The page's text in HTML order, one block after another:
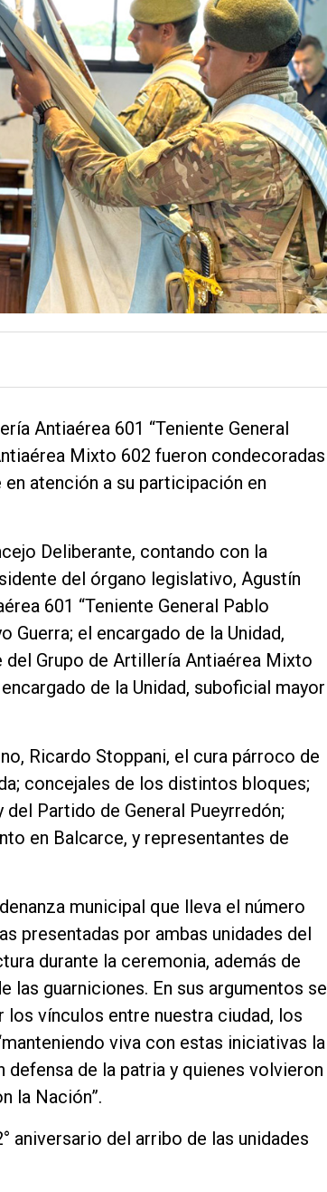
Antiaérea 601 “Teniente General
Mixto 602 fueron condecoradas
atención a su participación en
Deliberante, contando con la
del órgano legislativo, Agustín
601 “Teniente General Pablo
Guerra; el encargado de la Unidad,
Grupo de Artillería Antiaérea Mixto
de la Unidad, suboficial mayor
Ricardo Stoppani, el cura párroco de
concejales de los distintos bloques;
Partido de General Pueyrredón;
en Balcarce, y representantes de
municipal que lleva el número
presentadas por ambas unidades del
durante la ceremonia, además de
las guarniciones. En sus argumentos se
vínculos entre nuestra ciudad, los
viva con estas iniciativas la
de la patria y quienes volvieron
la Nación”.
aniversario del arribo de las unidades